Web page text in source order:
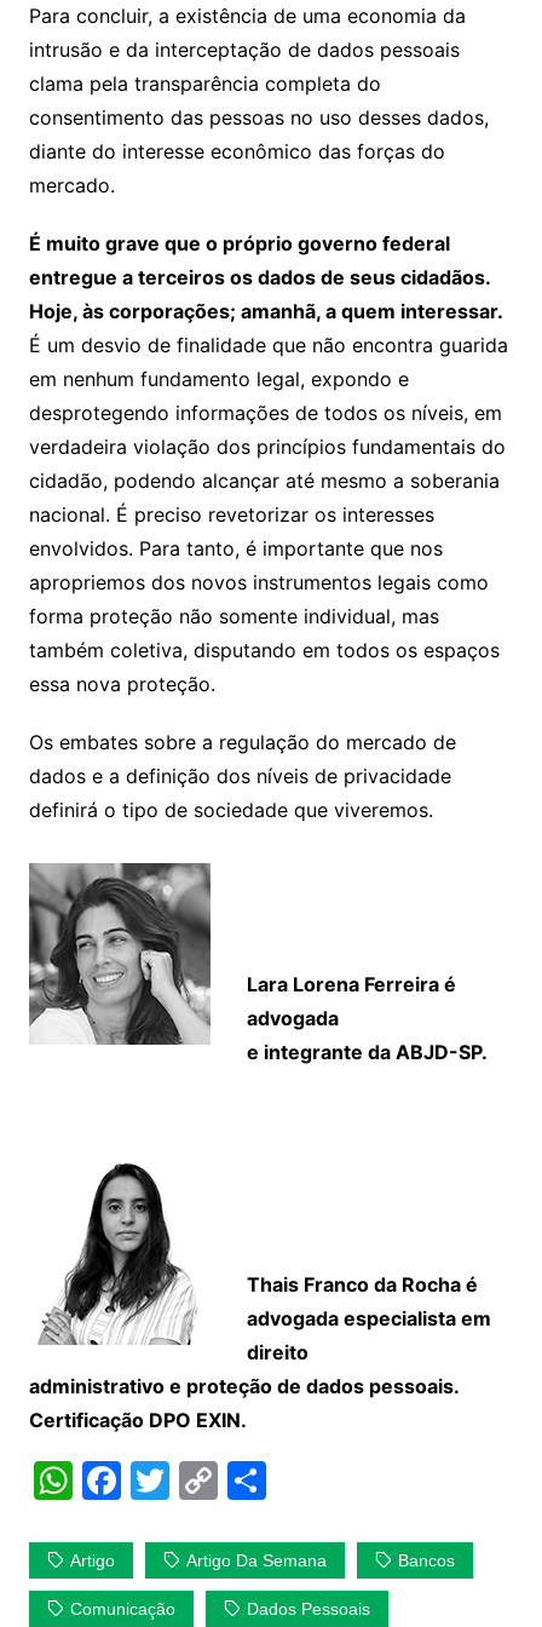
Para concluir, a existência de uma economia da
intrusão e da interceptação de dados pessoais
clama pela transparência completa do
consentimento das pessoas no uso desses dados,
diante do interesse econômico das forças do
mercado.
É muito grave que o próprio governo federal
entregue a terceiros os dados de seus cidadãos.
Hoje, às corporações; amanhã, a quem interessar.
É um desvio de finalidade que não encontra guarida
em nenhum fundamento legal, expondo e
desprotegendo informações de todos os níveis, em
verdadeira violação dos princípios fundamentais do
cidadão, podendo alcançar até mesmo a soberania
nacional. É preciso revetorizar os interesses
envolvidos. Para tanto, é importante que nos
apropriemos dos novos instrumentos legais como
forma proteção não somente individual, mas
também coletiva, disputando em todos os espaços
essa nova proteção.
Os embates sobre a regulação do mercado de
dados e a definição dos níveis de privacidade
definirá o tipo de sociedade que viveremos.
Lara Lorena Ferreira é
advogada
e integrante da ABJD-SP.
Thais Franco da Rocha é
advogada especialista em
direito
administrativo e proteção de dados pessoais.
Certificação DPO EXIN.
W
at
s
F
c
e
T
itt
er
C
p
y
S
ar
e
Artigo Artigo Da Semana Bancos
Comunicação Dados Pessoais